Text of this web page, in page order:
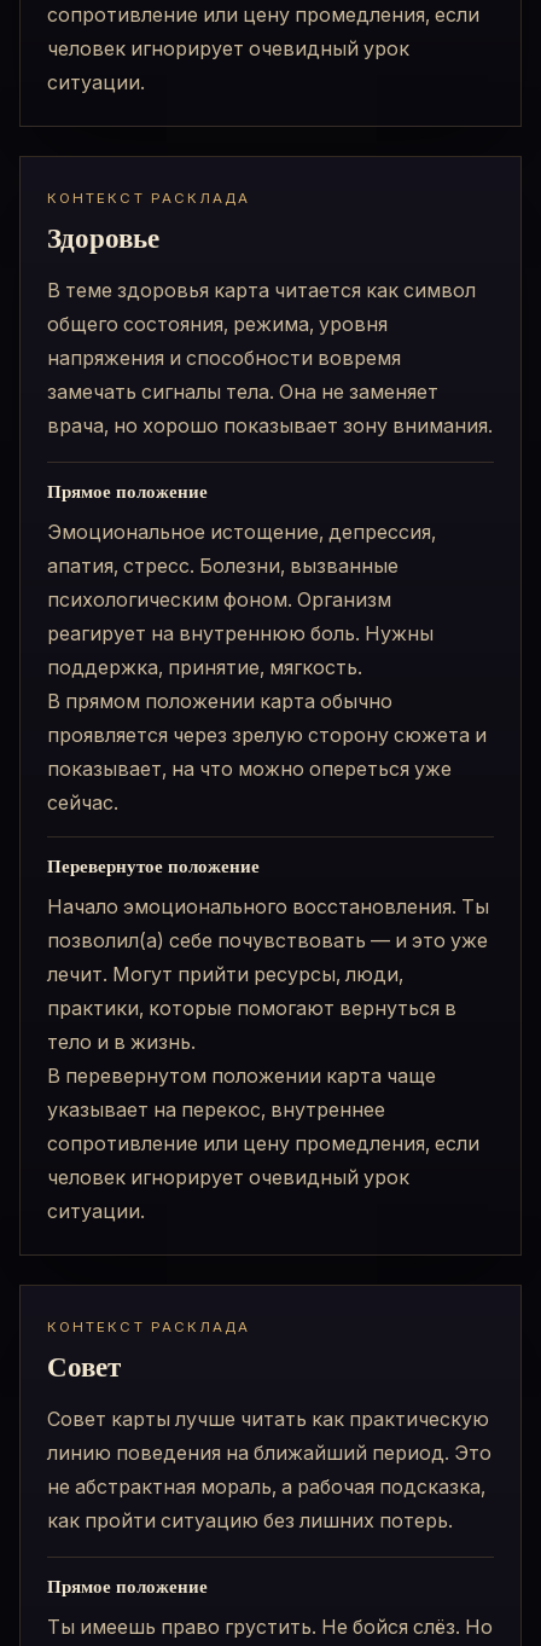
сопротивление или цену промедления, если
человек игнорирует очевидный урок
ситуации.
КОНТЕКСТ РАСКЛАДА
Здоровье
В теме здоровья карта читается как символ
общего состояния, режима, уровня
напряжения и способности вовремя
замечать сигналы тела. Она не заменяет
врача, но хорошо показывает зону внимания.
Прямое положение
Эмоциональное истощение, депрессия,
апатия, стресс. Болезни, вызванные
психологическим фоном. Организм
реагирует на внутреннюю боль. Нужны
поддержка, принятие, мягкость.
В прямом положении карта обычно
проявляется через зрелую сторону сюжета и
показывает, на что можно опереться уже
сейчас.
Перевернутое положение
Начало эмоционального восстановления. Ты
позволил(а) себе почувствовать — и это уже
лечит. Могут прийти ресурсы, люди,
практики, которые помогают вернуться в
тело и в жизнь.
В перевернутом положении карта чаще
указывает на перекос, внутреннее
сопротивление или цену промедления, если
человек игнорирует очевидный урок
ситуации.
КОНТЕКСТ РАСКЛАДА
Совет
Совет карты лучше читать как практическую
линию поведения на ближайший период. Это
не абстрактная мораль, а рабочая подсказка,
как пройти ситуацию без лишних потерь.
Прямое положение
Ты имеешь право грустить. Не бойся слёз. Но